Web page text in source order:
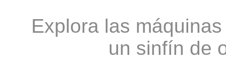
Explora las
un sinfín de